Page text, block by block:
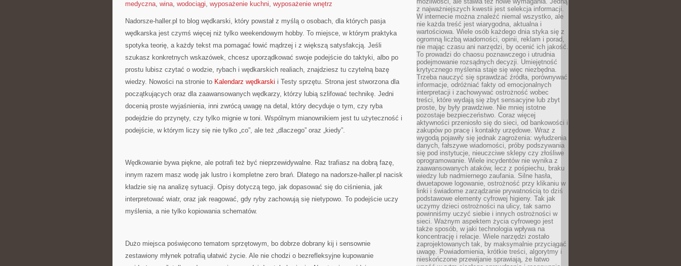
medyczna, wina, wodociągi, wyposażenie kuchni, wyposażenie wnętrz
Nadorsze-haller.pl to blog wędkarski, który powstał z myślą o osobach, dla których pasja
wędkarska jest czymś więcej niż tylko weekendowym hobby. To miejsce, w którym praktyka
spotyka teorię, a każdy tekst ma pomagać łowić mądrzej i z większą satysfakcją. Jeśli
szukasz konkretnych wskazówek, chcesz uporządkować swoje podejście do taktyki, albo po
prostu lubisz czytać o wodzie, rybach i wędkarskich realiach, znajdziesz tu czytelną bazę
wiedzy. Nowości na stronie to Kalendarz wędkarski i Testy sprzętu. Strona jest stworzona dla
początkujących oraz dla zaawansowanych wędkarzy, którzy lubią szlifować technikę. Jedni
docenią proste wyjaśnienia, inni zwrócą uwagę na detal, który decyduje o tym, czy ryba
podejdzie do przynęty, czy tylko mignie w toni. Wspólnym mianownikiem jest tu użyteczność i
podejście, w którym liczy się nie tylko „co”, ale też „dlaczego” oraz „kiedy”.
Wędkowanie bywa piękne, ale potrafi też być nieprzewidywalne. Raz trafiasz na dobrą fazę,
innym razem masz wodę jak lustro i kompletne zero brań. Dlatego na nadorsze-haller.pl nacisk
kładzie się na analizę sytuacji. Opisy dotyczą tego, jak dopasować się do ciśnienia, jak
interpretować wiatr, oraz jak reagować, gdy ryby zachowują się nietypowo. To podejście uczy
myślenia, a nie tylko kopiowania schematów.
Dużo miejsca poświęcono tematom sprzętowym, bo dobrze dobrany kij i sensownie
zestawiony młynek potrafią ułatwić życie. Ale nie chodzi o bezrefleksyjne kupowanie
z najważniejszych kwestii jest selekcja informacji.
W internecie można znaleźć niemal wszystko, ale
nie każda treść jest wiarygodna, aktualna i
wartościowa. Wiele osób każdego dnia styka się z
ogromną liczbą wiadomości, opinii, reklam i porad,
nie mając czasu ani narzędzi, by ocenić ich jakość.
To prowadzi do chaosu poznawczego i utrudnia
podejmowanie rozsądnych decyzji. Umiejętność
krytycznego myślenia staje się więc niezbędna.
Trzeba nauczyć się sprawdzać źródła, porównywać
informacje, odróżniać fakty od emocjonalnych
interpretacji i zachowywać ostrożność wobec
treści, które wydają się zbyt sensacyjne lub zbyt
proste, by były prawdziwe. Nie mniej istotne
pozostaje bezpieczeństwo. Coraz więcej
aktywności przeniosło się do sieci, od bankowości i
zakupów po pracę i kontakty urzędowe. Wraz z
wygodą pojawiły się jednak zagrożenia: wyłudzenia
danych, fałszywe wiadomości, próby podszywania
się pod instytucje, nieuczciwe sklepy czy złośliwe
oprogramowanie. Wiele incydentów nie wynika z
zaawansowanych ataków, lecz z pośpiechu, braku
wiedzy lub nadmiernego zaufania. Silne hasła,
dwuetapowe logowanie, ostrożność przy klikaniu w
linki i świadome zarządzanie prywatnością to dziś
podstawowe elementy cyfrowej higieny. Tak jak
uczymy dzieci ostrożności na ulicy, tak samo
powinniśmy uczyć siebie i innych ostrożności w
sieci. Ważnym aspektem życia cyfrowego jest
także sposób, w jaki technologia wpływa na
koncentrację i relacje. Wiele narzędzi zostało
zaprojektowanych tak, by maksymalnie przyciągać
uwagę. Powiadomienia, krótkie treści, algorytmy i
nieskończone przewijanie sprawiają, że łatwo